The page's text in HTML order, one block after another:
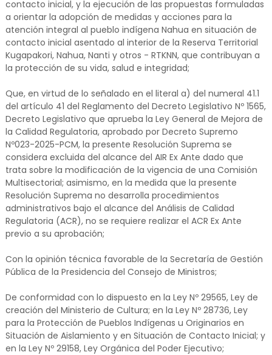
contacto inicial, y la ejecución de las propuestas formuladas
a orientar la adopción de medidas y acciones para la
atención integral al pueblo indígena Nahua en situación de
contacto inicial asentado al interior de la Reserva Territorial
Kugapakori, Nahua, Nanti y otros - RTKNN, que contribuyan a
la protección de su vida, salud e integridad;
Que, en virtud de lo señalado en el literal a) del numeral 41.1
del artículo 41 del Reglamento del Decreto Legislativo Nº 1565,
Decreto Legislativo que aprueba la Ley General de Mejora de
la Calidad Regulatoria, aprobado por Decreto Supremo
Nº023-2025-PCM, la presente Resolución Suprema se
considera excluida del alcance del AIR Ex Ante dado que
trata sobre la modificación de la vigencia de una Comisión
Multisectorial; asimismo, en la medida que la presente
Resolución Suprema no desarrolla procedimientos
administrativos bajo el alcance del Análisis de Calidad
Regulatoria (ACR), no se requiere realizar el ACR Ex Ante
previo a su aprobación;
Con la opinión técnica favorable de la Secretaría de Gestión
Pública de la Presidencia del Consejo de Ministros;
De conformidad con lo dispuesto en la Ley Nº 29565, Ley de
creación del Ministerio de Cultura; en la Ley Nº 28736, Ley
para la Protección de Pueblos Indígenas u Originarios en
Situación de Aislamiento y en Situación de Contacto Inicial; y
en la Ley Nº 29158, Ley Orgánica del Poder Ejecutivo;